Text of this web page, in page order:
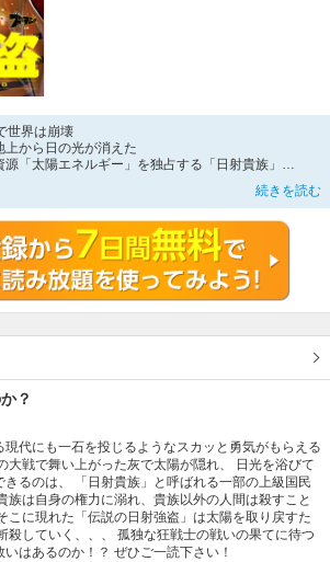
世界は崩壊
から日の光が消えた
「太陽エネルギー」を独占する「日射貴族」
Eを奪い取る「日射強盗」生き残るのはどっちだ！？
続きを読む
？
現代にも一石を投じるようなスカッと勇気がもらえる
大戦で舞い上がった灰で太陽が隠れ、 日光を浴びて
るのは、 「日射貴族」と呼ばれる一部の上級国民
族は自身の権力に溺れ、貴族以外の人間は殺すこと
こに現れた「伝説の日射強盗」は太陽を取り戻すた
殺していく、、、 孤独な狂戦士の戦いの果てに待つ
はあるのか！？ ぜひご一読下さい！